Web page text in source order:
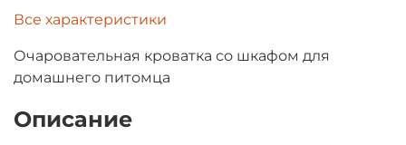
Все характеристики
Очаровательная кроватка со шкафом для
домашнего питомца
Описание